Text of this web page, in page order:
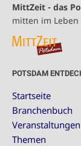
MittZeit - das
mitten im Leben
POTSDAM
Startseite
Branchenbuch
Veranstaltungen
Themen